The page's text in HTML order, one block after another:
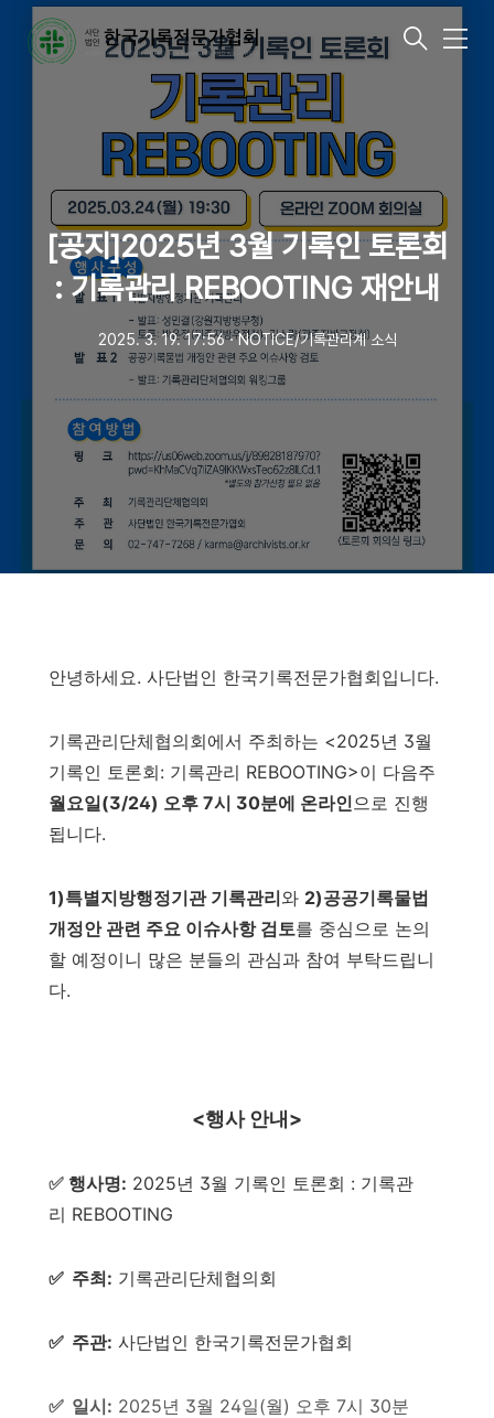
메
[공지]2025년 3월 기록인 토론회
: 기록관리 REBOOTING 재안내
2025. 3. 19. 17:56ㆍNOTICE/기록관리계 소식
안녕하세요. 사단법인 한국기록전문가협회입니다.
기록관리단체협의회에서 주최하는 <2025년 3월
기록인 토론회: 기록관리 REBOOTING>이 다음주
월요일(3/24) 오후 7시 30분에 온라인으로 진행
됩니다.
1)특별지방행정기관 기록관리와 2)공공기록물법
개정안 관련 주요 이슈사항 검토를 중심으로 논의
할 예정이니 많은 분들의 관심과 참여 부탁드립니
다.
<행사 안내>
✅ 행사명: 2025년 3월 기록인 토론회 : 기록관
리 REBOOTING
✅ 주최: 기록관리단체협의회
✅ 주관: 사단법인 한국기록전문가협회
✅ 일시: 2025년 3월 24일(월) 오후 7시 30분